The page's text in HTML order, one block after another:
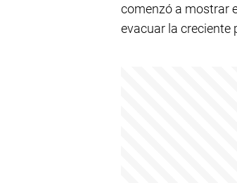
comenzó a mostrar
evacuar la creciente